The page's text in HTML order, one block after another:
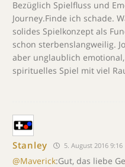
Bezüglich Spielfluss und
Journey.Finde ich schade.
solides Spielkonzept als
schon sterbenslangweilig.
aber unglaublich
spirituelles Spiel mit viel
Stanley 5. August 2016 9:16
@Maverick:Gut, das liebe